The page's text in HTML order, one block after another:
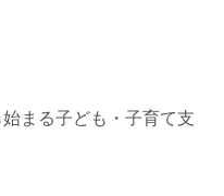
まる子ども・子育て支